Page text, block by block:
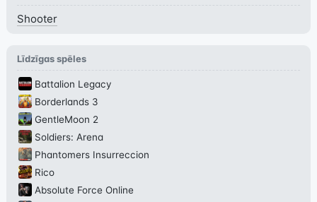
Shooter
Līdzīgas spēles
Battalion Legacy
Borderlands 3
GentleMoon 2
Soldiers: Arena
Phantomers Insurreccion
Rico
Absolute Force Online